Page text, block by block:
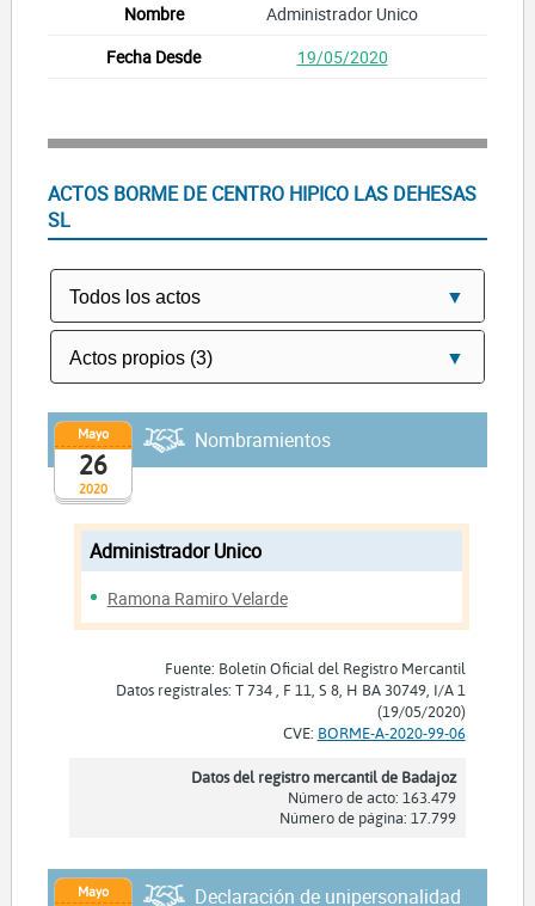
Administrador Unico
19/05/2020
ACTOS BORME DE CENTRO HIPICO LAS DEHESAS
SL
2020
Mayo
26
Nombramientos
Administrador Unico
Ramona Ramiro Velarde
Fuente: Boletín Oficial del Registro Mercantil
Datos registrales: T 734 , F 11, S 8, H BA 30749, I/A 1
(19/05/2020)
CVE: BORME-A-2020-99-06
Datos del registro mercantil de Badajoz
Número de acto: 163.479
Número de página: 17.799
Mayo Declaración de unipersonalidad